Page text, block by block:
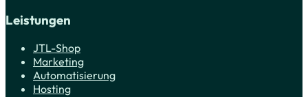
Leistungen
JTL-Shop
Marketing
Automatisierung
Hosting